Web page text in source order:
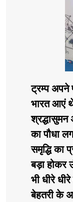
ट्रम्प
भारत आएं थे
श्रद्धासुमन
का पौधा
समृद्धि का
बड़ा होकर
भी धीरे
बेहतरी के